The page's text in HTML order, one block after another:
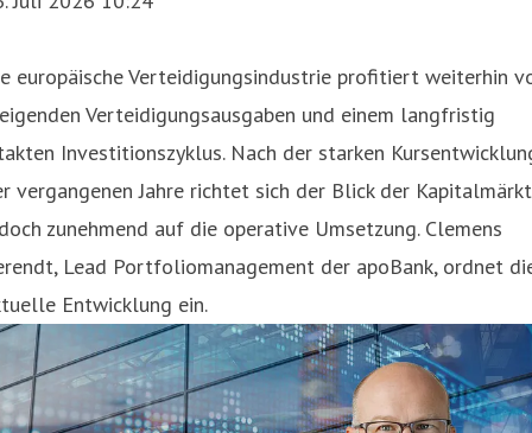
europäische Verteidigungsindustrie profitiert weiterhin
Verteidigungsausgaben und einem langfristig
Investitionszyklus. Nach der starken
vergangenen Jahre richtet sich der Blick der
zunehmend auf die operative Umsetzung. Clemens
Lead Portfoliomanagement der apoBank, ordnet
Entwicklung ein.